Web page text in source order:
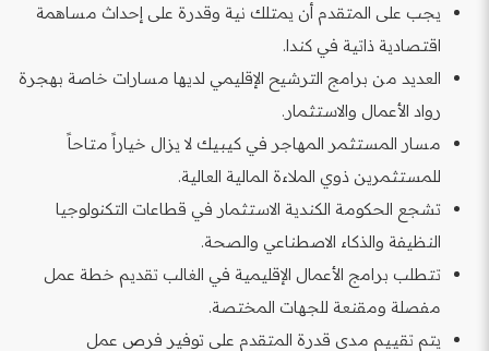
يجب على المتقدم أن يمتلك نية وقدرة على إحداث مساهمة
اقتصادية ذاتية في كندا.
العديد من برامج الترشيح الإقليمي لديها مسارات خاصة بهجرة
رواد الأعمال والاستثمار.
مسار المستثمر المهاجر في كيبيك لا يزال خياراً متاحاً
للمستثمرين ذوي الملاءة المالية العالية.
تشجع الحكومة الكندية الاستثمار في قطاعات التكنولوجيا
النظيفة والذكاء الاصطناعي والصحة.
تتطلب برامج الأعمال الإقليمية في الغالب تقديم خطة عمل
مفصلة ومقنعة للجهات المختصة.
يتم تقييم مدى قدرة المتقدم على توفير فرص عمل